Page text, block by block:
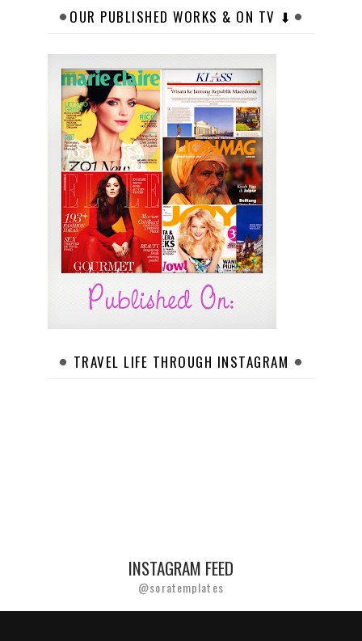
OUR PUBLISHED WORKS & ON TV ⬇︎
TRAVEL LIFE THROUGH INSTAGRAM
INSTAGRAM FEED
@soratemplates